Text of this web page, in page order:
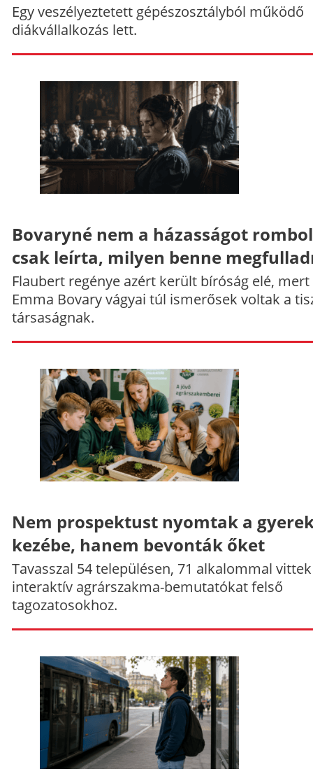
Egy veszélyeztetett gépészosztályból működő
diákvállalkozás lett.
Bovaryné nem a házasságot
csak leírta, milyen benne
Flaubert regénye azért került bíróság elé, mert
Emma Bovary vágyai túl ismerősek voltak a
társaságnak.
Nem prospektust nyomtak a
kezébe, hanem bevonták őket
Tavasszal 54 településen, 71 alkalommal vittek
interaktív agrárszakma-bemutatókat felső
tagozatosokhoz.